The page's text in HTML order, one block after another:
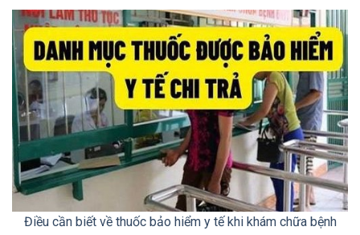
Điều cần biết về thuốc bảo hiểm y tế khi khám chữa bệnh